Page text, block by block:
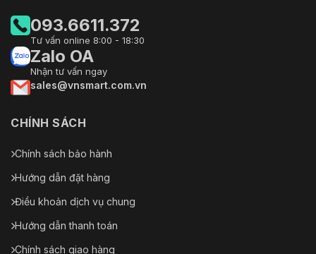
093.6611.372
Tư vấn online 8:00 - 18:30
Zalo OA
Nhận tư vấn ngay
sales@vnsmart.com.vn
CHÍNH SÁCH
Chính sách bảo hành
Hướng dẫn đặt hàng
Điều khoản dịch vụ chung
Hướng dẫn thanh toán
Chính sách giao hàng